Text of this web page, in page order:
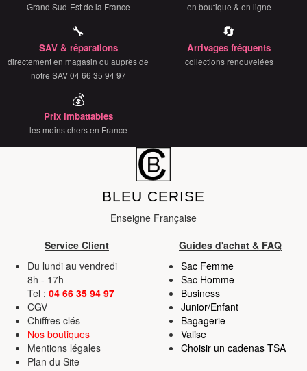
Grand Sud-Est de la France en boutique & en ligne
🔧
SAV & réparations
directement en magasin ou auprès de
notre SAV 04 66 35 94 97
🔄
Arrivages fréquents
collections renouvelées
💰
Prix imbattables
les moins chers en France
BLEU CERISE
Enseigne Française
Service Client
Guides d'achat & FAQ
Du lundi au vendredi
8h - 17h
Tel : 04 66 35 94 97
CGV
Chiffres clés
Nos boutiques
Mentions légales
Plan du Site
Sac Femme
Sac Homme
Business
Junior/Enfant
Bagagerie
Valise
Choisir un cadenas TSA